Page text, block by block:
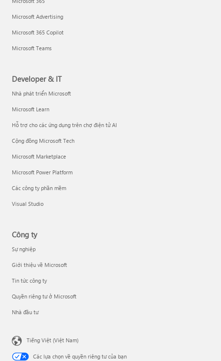
Microsoft Advertising
Microsoft 365 Copilot
Microsoft Teams
Developer & IT
Nhà phát triển Microsoft
Microsoft Learn
Hỗ trợ cho các ứng dụng trên chợ điện tử AI
Cộng đồng Microsoft Tech
Microsoft Marketplace
Microsoft Power Platform
Các công ty phần mềm
Visual Studio
Công ty
Sự nghiệp
Giới thiệu về Microsoft
Tin tức công ty
Quyền riêng tư ở Microsoft
Nhà đầu tư
Tiếng Việt (Việt Nam)
Các lựa chọn về quyền riêng tư của bạn